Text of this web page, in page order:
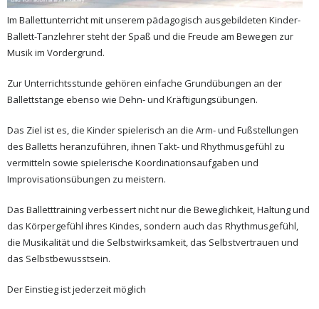
Im Ballettunterricht mit unserem pädagogisch ausgebildeten Kinder-
Ballett-Tanzlehrer steht der Spaß und die Freude am Bewegen zur
Musik im Vordergrund.
Zur Unterrichtsstunde gehören einfache Grundübungen an der
Ballettstange ebenso wie Dehn- und Kräftigungsübungen.
Das Ziel ist es, die Kinder spielerisch an die Arm- und Fußstellungen
des Balletts heranzuführen, ihnen Takt- und Rhythmusgefühl zu
vermitteln sowie spielerische Koordinationsaufgaben und
Improvisationsübungen zu meistern.
Das Balletttraining verbessert nicht nur die Beweglichkeit, Haltung und
das Körpergefühl ihres Kindes, sondern auch das Rhythmusgefühl,
die Musikalität und die Selbstwirksamkeit, das Selbstvertrauen und
das Selbstbewusstsein.
Der Einstieg ist jederzeit möglich